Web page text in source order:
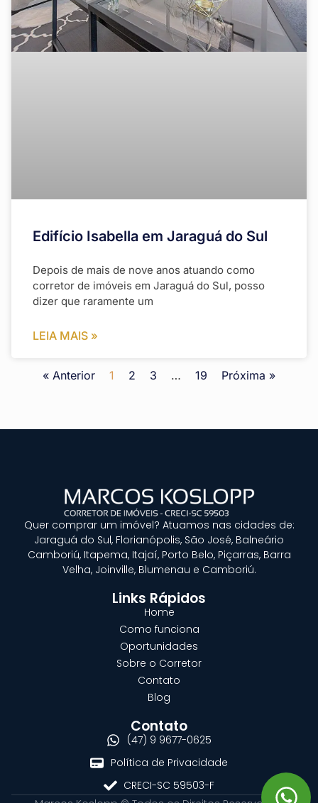
Edifício Isabella em Jaraguá do Sul
Depois de mais de nove anos atuando como
corretor de imóveis em Jaraguá do Sul, posso
dizer que raramente um
LEIA MAIS »
« Anterior 1 2 3 … 19 Próxima »
Quer comprar um imóvel? Atuamos nas cidades de:
Jaraguá do Sul, Florianópolis, São José, Balneário
Camboriú, Itapema, Itajaí, Porto Belo, Piçarras, Barra
Velha, Joinville, Blumenau e Camboriú.
Links Rápidos
Home
Como funciona
Oportunidades
Sobre o Corretor
Contato
Blog
Contato
(47) 9 9677-0625
Política de Privacidade
CRECI-SC 59503-F